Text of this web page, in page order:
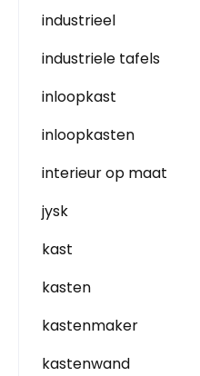
industrieel
industriele tafels
inloopkast
inloopkasten
interieur op maat
jysk
kast
kasten
kastenmaker
kastenwand